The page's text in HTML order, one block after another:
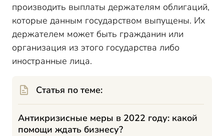
производить выплаты держателям облигаций,
которые данным государством выпущены. Их
держателем может быть гражданин или
организация из этого государства либо
иностранные лица.
Статья по теме:
Антикризисные меры в 2022 году: какой
помощи ждать бизнесу?